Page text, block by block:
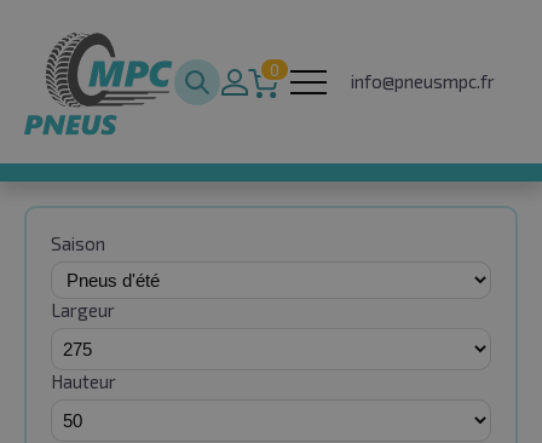
0
info@pneusmpc.fr
Saison
Largeur
Hauteur